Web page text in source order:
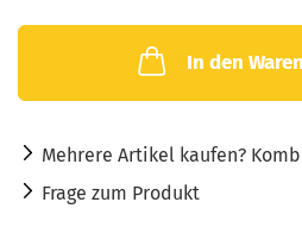
In den
Mehrere Artikel kaufen?
Frage zum Produkt